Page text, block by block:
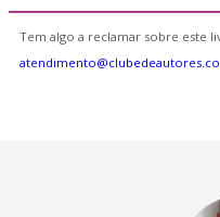
Tem algo a reclamar sobre este